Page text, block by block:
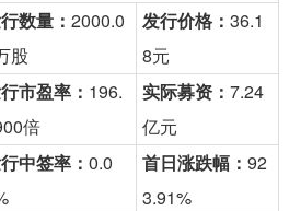
数量： 2000.0
股
发行价格： 36.1
8元
市盈率： 196.
倍
实际募资： 7.24
亿元
中签率： 0.0
首日涨跌幅： 92
3.91%